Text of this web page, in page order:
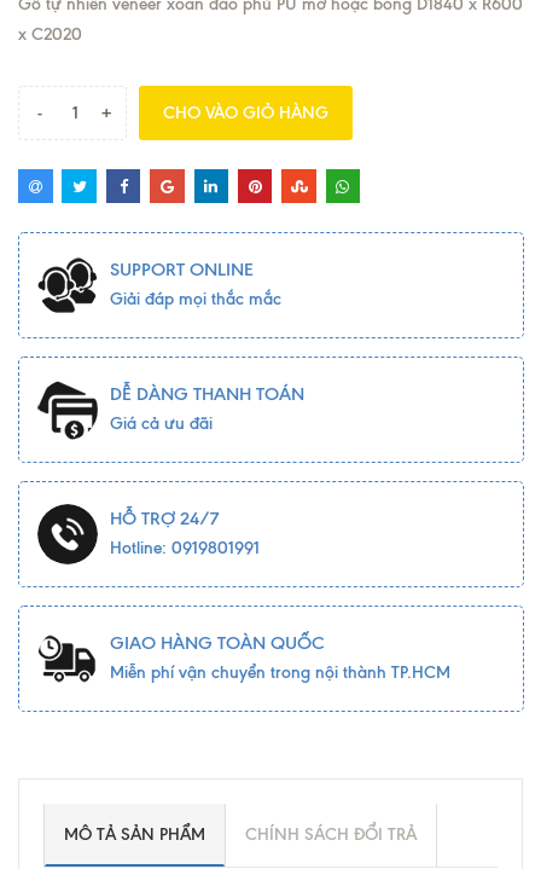
Gỗ tự nhiên veneer xoan đào phủ PU mờ hoặc bóng D1840 x R600
x C2020
- + CHO VÀO GIỎ HÀNG
SUPPORT ONLINE
Giải đáp mọi thắc mắc
DỄ DÀNG THANH TOÁN
Giá cả ưu đãi
HỖ TRỢ 24/7
Hotline: 0919801991
GIAO HÀNG TOÀN QUỐC
Miễn phí vận chuyển trong nội thành TP.HCM
MÔ TẢ SẢN PHẨM CHÍNH SÁCH ĐỔI TRẢ